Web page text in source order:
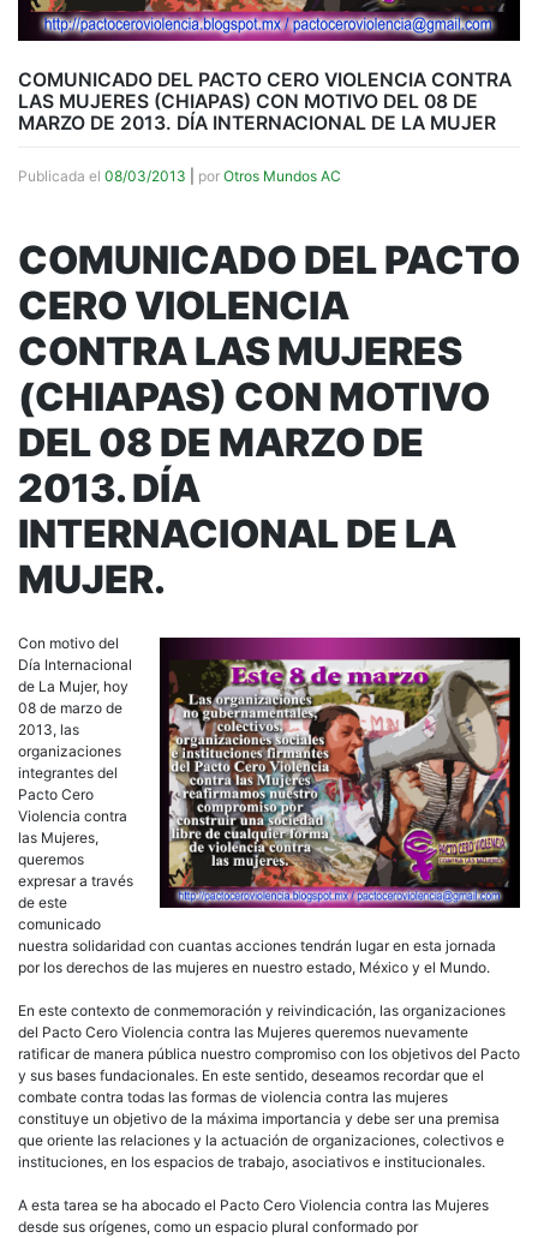
COMUNICADO DEL PACTO CERO VIOLENCIA CONTRA
LAS MUJERES (CHIAPAS) CON MOTIVO DEL 08 DE
MARZO DE 2013. DÍA INTERNACIONAL DE LA MUJER
Publicada el 08/03/2013 por Otros Mundos AC
COMUNICADO DEL PACTO
CERO VIOLENCIA
CONTRA LAS MUJERES
(CHIAPAS) CON MOTIVO
DEL 08 DE MARZO DE
2013. DÍA
INTERNACIONAL DE LA
MUJER.
Con motivo del
Día Internacional
de La Mujer, hoy
08 de marzo de
2013, las
organizaciones
integrantes del
Pacto Cero
Violencia contra
las Mujeres,
queremos
expresar a través
de este
comunicado
nuestra solidaridad con cuantas acciones tendrán lugar en esta jornada
por los derechos de las mujeres en nuestro estado, México y el Mundo.
En este contexto de conmemoración y reivindicación, las organizaciones
del Pacto Cero Violencia contra las Mujeres queremos nuevamente
ratificar de manera pública nuestro compromiso con los objetivos del Pacto
y sus bases fundacionales. En este sentido, deseamos recordar que el
combate contra todas las formas de violencia contra las mujeres
constituye un objetivo de la máxima importancia y debe ser una premisa
que oriente las relaciones y la actuación de organizaciones, colectivos e
instituciones, en los espacios de trabajo, asociativos e institucionales.
A esta tarea se ha abocado el Pacto Cero Violencia contra las Mujeres
desde sus orígenes, como un espacio plural conformado por